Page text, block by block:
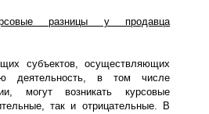
разницы у продавца
субъектов, осуществляющих
деятельность, в том числе
могут возникать курсовые
так и отрицательные. В